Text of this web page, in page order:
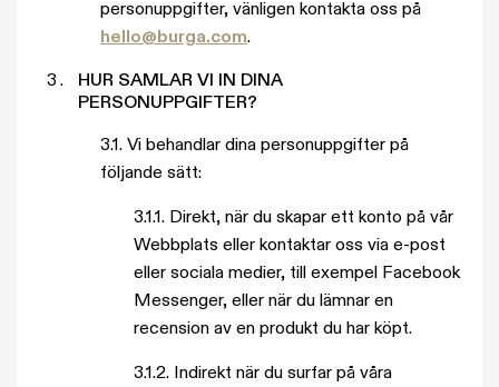
personuppgifter, vänligen kontakta oss på
hello@burga.com.
HUR SAMLAR VI IN DINA
PERSONUPPGIFTER?
3.1. Vi behandlar dina personuppgifter på
följande sätt:
3.1.1. Direkt, när du skapar ett konto på vår
Webbplats eller kontaktar oss via e-post
eller sociala medier, till exempel Facebook
Messenger, eller när du lämnar en
recension av en produkt du har köpt.
3.1.2. Indirekt när du surfar på våra